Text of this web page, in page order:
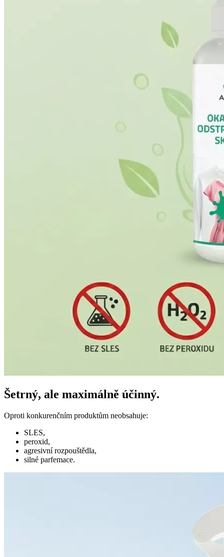
Šetrný, ale maximálně účinný.
Oproti konkurenčním produktům neobsahuje:
SLES,
peroxid,
agresivní rozpouštědla,
silné parfemace.